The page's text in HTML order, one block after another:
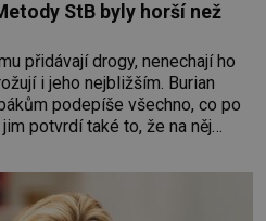
StB byly horší než
přidávají drogy, nenechají ho
i jeho nejbližším. Burian
podepíše všechno, co po
potvrdí také to, že na něj
být knězem a